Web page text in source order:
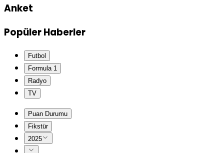
Anket
Popüler Haberler
Futbol
Formula 1
Radyo
TV
Puan Durumu
Fikstür
2025